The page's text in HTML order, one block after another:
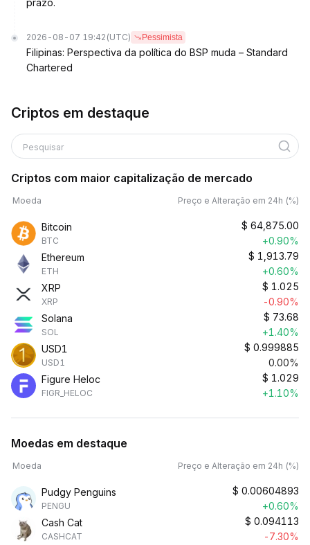
prazo.
2026-08-07 19:42 (UTC) Pessimista
Filipinas: Perspectiva da política do BSP muda – Standard
Chartered
Criptos em destaque
Pesquisar
Criptos com maior capitalização de mercado
Moeda Preço e Alteração em 24h (%)
Bitcoin
BTC
$ 64,875.00
+0.90%
Ethereum
ETH
$ 1,913.79
+0.60%
XRP
XRP
$ 1.025
-0.90%
Solana
SOL
$ 73.68
+1.40%
USD1
USD1
$ 0.999885
0.00%
Figure Heloc
FIGR_HELOC
$ 1.029
+1.10%
Moedas em destaque
Moeda Preço e Alteração em 24h (%)
Pudgy Penguins
PENGU
$ 0.00604893
+0.60%
Cash Cat
CASHCAT
$ 0.094113
-7.30%